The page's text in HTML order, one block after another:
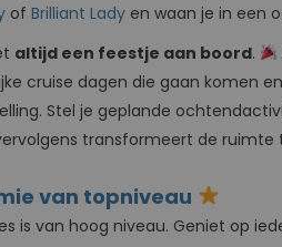
of Brilliant Lady en waan je in een
altijd een feestje aan boord.
cruise dagen die gaan komen
Stel je geplande
transformeert de ruimte
van topniveau
is van hoog niveau. Geniet op